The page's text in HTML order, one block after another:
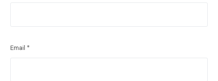
Email *